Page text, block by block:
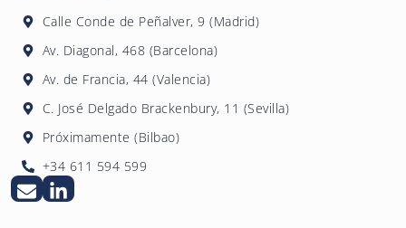
ofrece formación especializada para
empleados de sujetos obligados.
Calle Conde de Peñalver, 9 (Madrid)
Av. Diagonal, 468 (Barcelona)
Av. de Francia, 44 (Valencia)
C. José Delgado Brackenbury, 11 (Sevilla)
Próximamente (Bilbao)
+34 611 594 599